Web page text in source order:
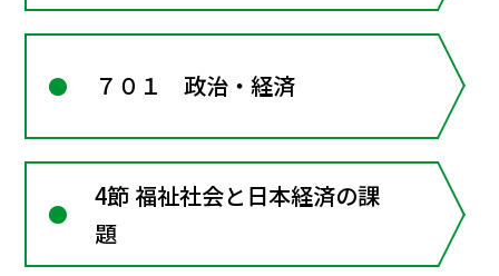
７０１ 政治・経済
4節 福祉社会と日本経済の課
題